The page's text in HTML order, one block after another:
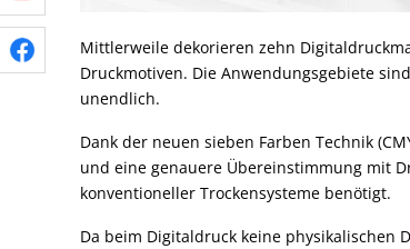
Mittlerweile dekorieren zehn
Druckmotiven. Die Anwendungsgebiete
unendlich.
Dank der neuen sieben Farben Technik
und eine genauere Übereinstimmung mit
konventioneller Trockensysteme benötigt.
Da beim Digitaldruck keine physikalischen